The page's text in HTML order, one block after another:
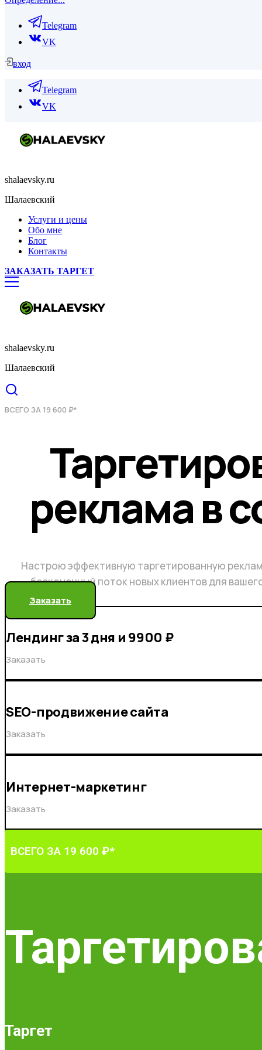
Telegram
VK
вход
Telegram
VK
shalaevsky.ru
Шалаевский
Услуги и цены
Обо мне
Блог
Контакты
ЗАКАЗАТЬ ТАРГЕТ
shalaevsky.ru
Шалаевский
ВСЕГО ЗА 19 600 ₽*
реклама в
Настрою эффективную таргетированную
бесконечный поток новых клиентов для
Заказать
Лендинг за 3 дня и 9900 ₽
Заказать
SEO-продвижение сайта
Заказать
Интернет-маркетинг
Заказать
ВСЕГО ЗА 19 600 ₽*
Таргет